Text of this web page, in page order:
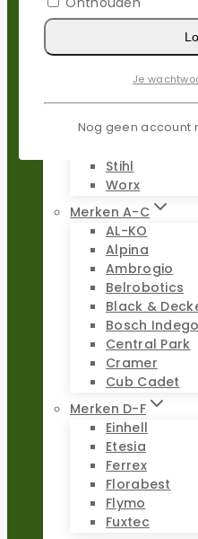
Populaire merken
Gardena
Parkside
Stihl
Worx
Merken A-C
AL-KO
Alpina
Ambrogio
Belrobotics
Black &
Bosch Indego
Central Park
Cramer
Cub Cadet
Merken D-F
Einhell
Etesia
Ferrex
Florabest
Flymo
Fuxtec
Je
Nog geen account